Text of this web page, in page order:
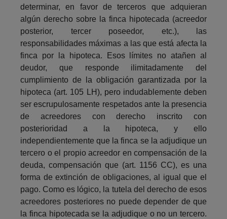
determinar, en favor de terceros que adquieran
algún derecho sobre la finca hipotecada (acreedor
posterior, tercer poseedor, etc.), las
responsabilidades máximas a las que está afecta la
finca por la hipoteca. Esos límites no atañen al
deudor, que responde ilimitadamente del
cumplimiento de la obligación garantizada por la
hipoteca (art. 105 LH), pero indudablemente deben
ser escrupulosamente respetados ante la presencia
de acreedores con derecho inscrito con
posterioridad a la hipoteca, y ello
independientemente que la finca se la adjudique un
tercero o el propio acreedor en compensación de la
deuda, compensación que (art. 1156 CC), es una
forma de extinción de obligaciones, al igual que el
pago. Como es lógico, la tutela del derecho de esos
acreedores posteriores no puede depender de que
la finca hipotecada se la adjudique o no un tercero.